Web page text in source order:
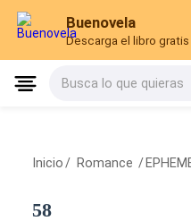
Buenovela
Descarga el libro gratis
Busca lo que quieras
Inicio / Romance /
58